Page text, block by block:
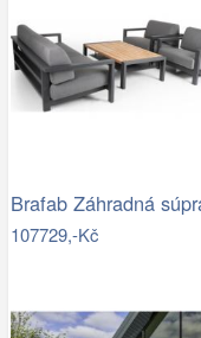
107729,-Kč